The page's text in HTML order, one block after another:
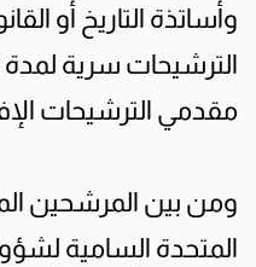
وأساتذة التاريخ أو
مقدمي الترشيحات
ومن بين المرشحين
المتحدة السامية لشؤون